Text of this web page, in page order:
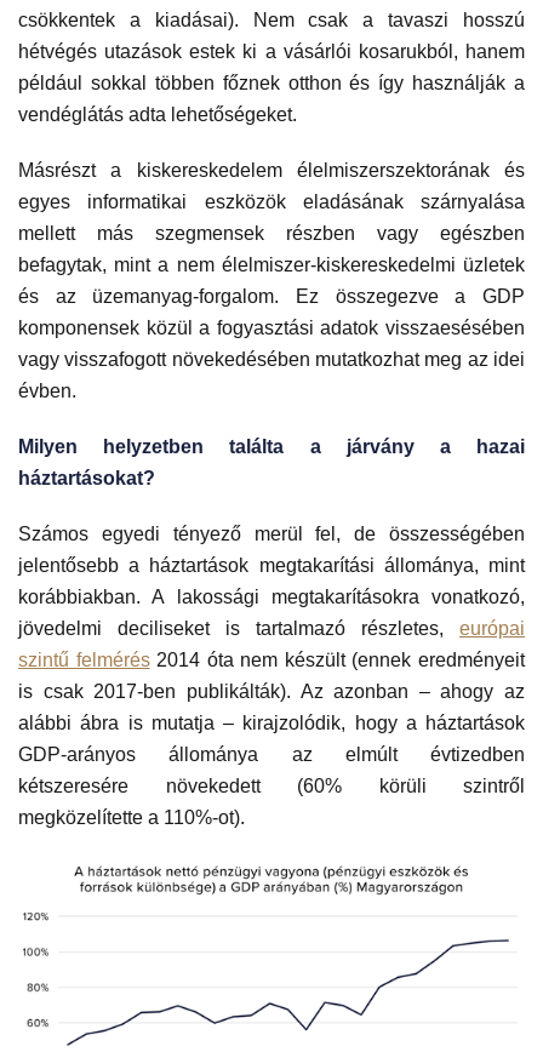
csökkentek a kiadásai). Nem csak a tavaszi hosszú
hétvégés utazások estek ki a vásárlói kosarukból, hanem
például sokkal többen főznek otthon és így használják a
vendéglátás adta lehetőségeket.
Másrészt a kiskereskedelem élelmiszerszektorának és
egyes informatikai eszközök eladásának szárnyalása
mellett más szegmensek részben vagy egészben
befagytak, mint a nem élelmiszer-kiskereskedelmi üzletek
és az üzemanyag-forgalom. Ez összegezve a GDP
komponensek közül a fogyasztási adatok visszaesésében
vagy visszafogott növekedésében mutatkozhat meg az idei
évben.
Milyen helyzetben találta a járvány a hazai
háztartásokat?
Számos egyedi tényező merül fel, de összességében
jelentősebb a háztartások megtakarítási állománya, mint
korábbiakban. A lakossági megtakarításokra vonatkozó,
jövedelmi deciliseket is tartalmazó részletes, európai
szintű felmérés2014 óta nem készült (ennek eredményeit
is csak 2017-ben publikálták). Az azonban – ahogy az
alábbi ábra is mutatja – kirajzolódik, hogy a háztartások
GDP-arányos állománya az elmúlt évtizedben
kétszeresére növekedett (60% körüli szintről
megközelítette a 110%-ot).